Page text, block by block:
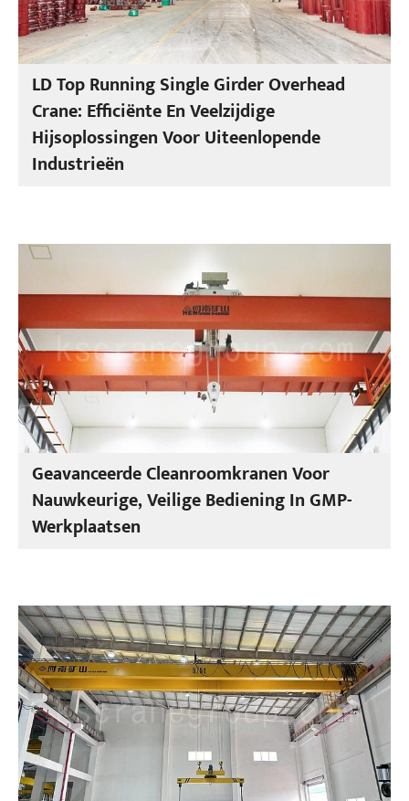
LD Top Running Single Girder Overhead
Crane: Efficiënte En Veelzijdige
Hijsoplossingen Voor Uiteenlopende
Industrieën
Geavanceerde Cleanroomkranen Voor
Nauwkeurige, Veilige Bediening In GMP-
Werkplaatsen